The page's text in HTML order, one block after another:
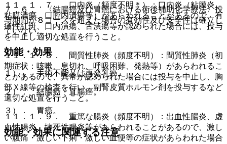
１１．１．７． 口内炎（頻度不明＊）：口内炎（粘膜炎、
粘膜潰瘍、口腔内潰瘍等）があらわれることがあるので、有
痛性紅斑、口内潰瘍、舌潰瘍等が認められた場合には、投与
を中止し適切な処置を行うこと。
１１．１．８． 間質性肺炎（頻度不明）：間質性肺炎（初
期症状：咳嗽、息切れ、呼吸困難、発熱等）があらわれるこ
とがあるので、異常が認められた場合には投与を中止し、胸
部Ｘ線等の検査を行い、副腎皮質ホルモン剤を投与するなど
適切な処置を行うこと。
１１．１．９． 重篤な腸炎（頻度不明）：出血性腸炎、虚
血性腸炎、壊死性腸炎等があらわれることがあるので、激し
い腹痛・激しい下痢・激しい血便等の症状があらわれた場合
７．６． 〈結腸癌及び胃癌における術後補助化学療法〉投
与期間が８コースを超えた場合の有効性及び安全性は確立し
ていない。
効能・効果
１）． 手術不能又は再発乳癌。
２）． 結腸癌・直腸癌。
３）． 胃癌。
効能・効果に関連する注意